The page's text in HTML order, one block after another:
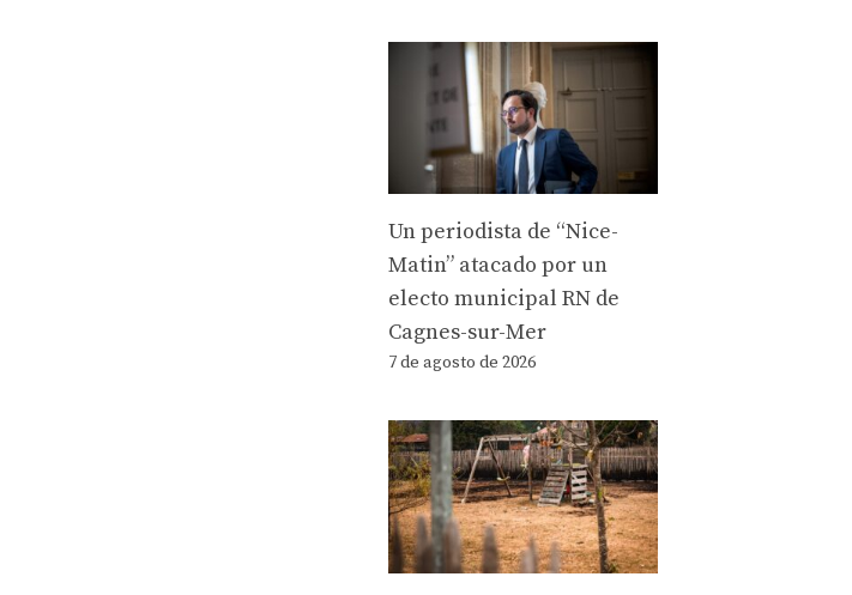
Un periodista de “Nice-
Matin” atacado por un
electo municipal RN de
Cagnes-sur-Mer
7 de agosto de 2026